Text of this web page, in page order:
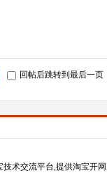
回帖后跳转到最后一页
术交流平台,提供淘宝开